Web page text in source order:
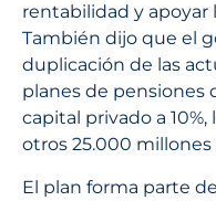
rentabilidad y apoyar
También dijo que el
duplicación de las
planes de pensiones
capital privado a
otros 25.000 millones
El plan forma parte